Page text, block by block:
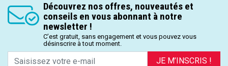
Découvrez nos offres, nouveautés et
conseils en vous abonnant à notre
newsletter !
C’est gratuit, sans engagement et vous pouvez vous
désinscrire à tout moment.
JE M’INSCRIS !